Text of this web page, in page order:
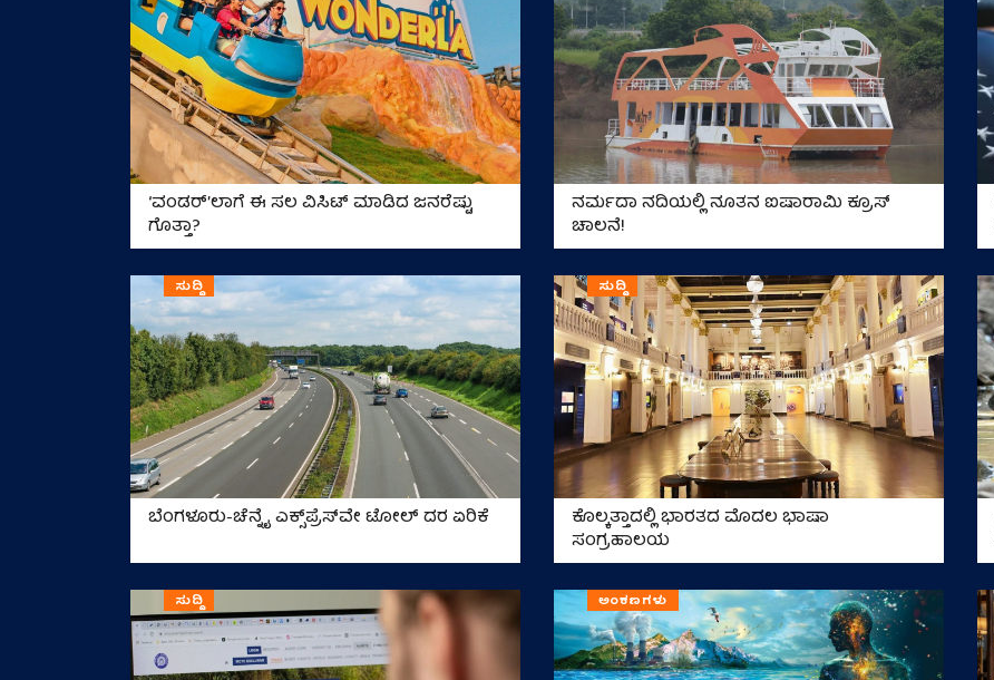
‘ವಂಡರ್‌’ಲಾಗೆ ಈ ಸಲ ವಿಸಿಟ್‌ ಮಾಡಿದ ಜನರೆಷ್ಟು
ಗೊತ್ತಾ?
ನರ್ಮದಾ ನದಿಯಲ್ಲಿ ನೂತನ ಐಷಾರಾಮಿ ಕ್ರೂಸ್
ಚಾಲನೆ!
ಸುದ್ದಿ
ಬೆಂಗಳೂರು-ಚೆನ್ನೈ ಎಕ್ಸ್‌ಪ್ರೆಸ್‌ವೇ ಟೋಲ್ ದರ ಏರಿಕೆ
ಸುದ್ದಿ
ಕೊಲ್ಕತ್ತಾದಲ್ಲಿ ಭಾರತದ ಮೊದಲ ಭಾಷಾ
ಸಂಗ್ರಹಾಲಯ
ಸುದ್ದಿ ಅಂಕಣಗಳು